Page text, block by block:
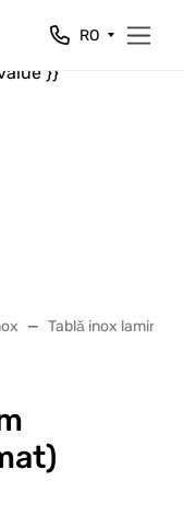
}}
RO
Tablă inox